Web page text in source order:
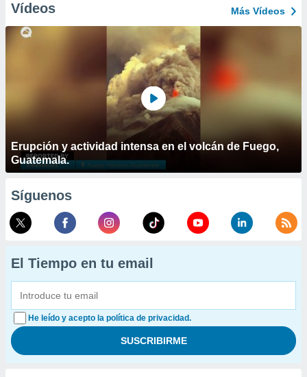
Vídeos Más Vídeos
Erupción y actividad intensa en el volcán de Fuego,
Guatemala.
Síguenos
El Tiempo en tu email
He leído y acepto la política de privacidad.